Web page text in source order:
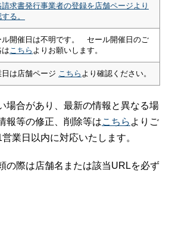
請求書発行事業者の登録を店舗ページより
る。
ル開催日は不明です。 セール開催日のご
は こちら よりお願いします。
日は店舗ページ こちら より確認ください。
場合があり、最新の情報と異なる場
報等の修正、削除等はこちら よりご
業日以内に対応いたします。
の際は店舗名または該当URLを必ず